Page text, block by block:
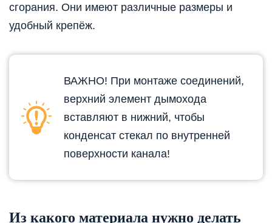
сгорания. Они имеют различные размеры и
удобный крепёж.
ВАЖНО! При монтаже соединений,
верхний элемент дымохода
вставляют в нижний, чтобы
конденсат стекал по внутренней
поверхности канала!
Из какого материала нужно делать